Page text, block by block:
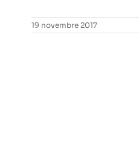
19 novembre 2017